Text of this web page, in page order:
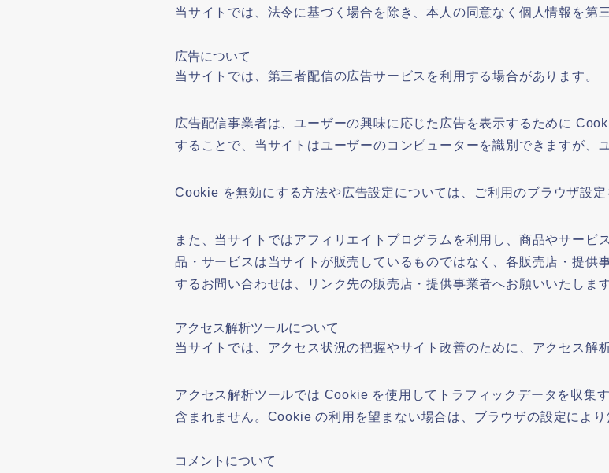
当サイトでは、法令に基づく場合を除き、本人の同意なく個人情報を第
広告について
当サイトでは、第三者配信の広告サービスを利用する場合があります。
広告配信事業者は、ユーザーの興味に応じた広告を表示するために
することで、当サイトはユーザーのコンピューターを識別できますが、
Cookie を無効にする方法や広告設定については、ご利用のブラウザ設定
また、当サイトではアフィリエイトプログラムを利用し、商品やサービ
品・サービスは当サイトが販売しているものではなく、各販売店・提供
するお問い合わせは、リンク先の販売店・提供事業者へお願いいたします
アクセス解析ツールについて
当サイトでは、アクセス状況の把握やサイト改善のために、アクセス解
アクセス解析ツールでは Cookie を使用してトラフィックデータを収集
含まれません。Cookie の利用を望まない場合は、ブラウザの設定により
コメントについて